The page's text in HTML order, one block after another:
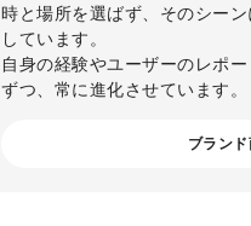
時と場所を選ばず、そのシー
しています。
自身の経験やユーザーのレポ
ずつ、常に進化させています。
ブラン